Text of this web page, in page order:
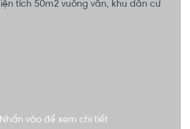
Nhấn vào để xem chi tiết